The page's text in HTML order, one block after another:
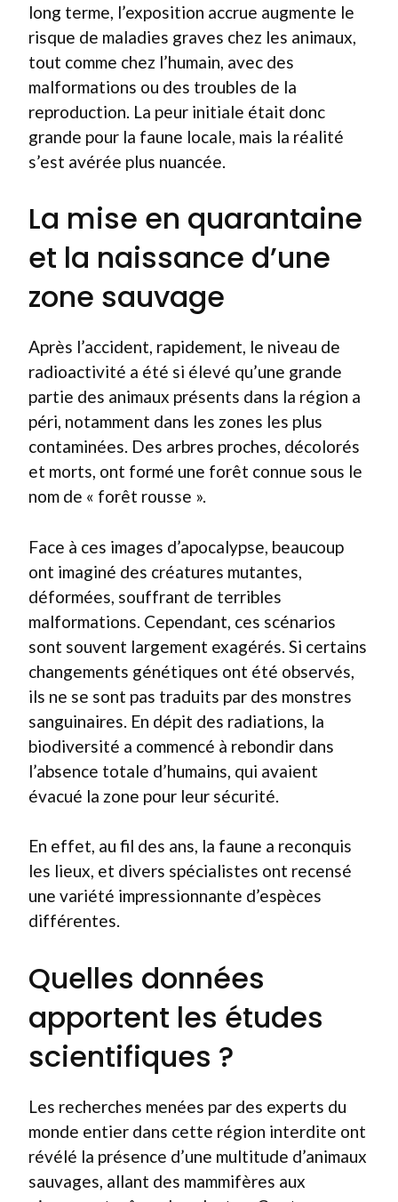
long terme, l’exposition accrue augmente le
risque de maladies graves chez les animaux,
tout comme chez l’humain, avec des
malformations ou des troubles de la
reproduction. La peur initiale était donc
grande pour la faune locale, mais la réalité
s’est avérée plus nuancée.
La mise en quarantaine
et la naissance d’une
zone sauvage
Après l’accident, rapidement, le niveau de
radioactivité a été si élevé qu’une grande
partie des animaux présents dans la région a
péri, notamment dans les zones les plus
contaminées. Des arbres proches, décolorés
et morts, ont formé une forêt connue sous le
nom de « forêt rousse ».
Face à ces images d’apocalypse, beaucoup
ont imaginé des créatures mutantes,
déformées, souffrant de terribles
malformations. Cependant, ces scénarios
sont souvent largement exagérés. Si certains
changements génétiques ont été observés,
ils ne se sont pas traduits par des monstres
sanguinaires. En dépit des radiations, la
biodiversité a commencé à rebondir dans
l’absence totale d’humains, qui avaient
évacué la zone pour leur sécurité.
En effet, au fil des ans, la faune a reconquis
les lieux, et divers spécialistes ont recensé
une variété impressionnante d’espèces
différentes.
Quelles données
apportent les études
scientifiques ?
Les recherches menées par des experts du
monde entier dans cette région interdite ont
révélé la présence d’une multitude d’animaux
sauvages, allant des mammifères aux